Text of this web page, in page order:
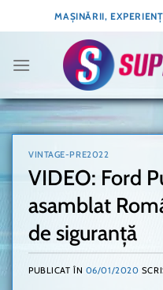
to
MAȘINĂRII,
VINTAGE-PRE2022
VIDEO: Ford
asamblat
de siguranță
PUBLICAT ÎN 06/01/2020